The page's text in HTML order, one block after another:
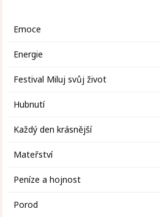
Emoce
Energie
Festival Miluj svůj život
Hubnutí
Každý den krásnější
Mateřství
Peníze a hojnost
Porod